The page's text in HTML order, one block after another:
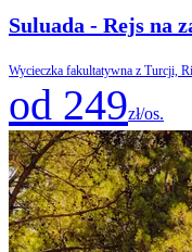
Suluada - Rejs na
Wycieczka fakultatywna z Turcji,
od 249zł/os.